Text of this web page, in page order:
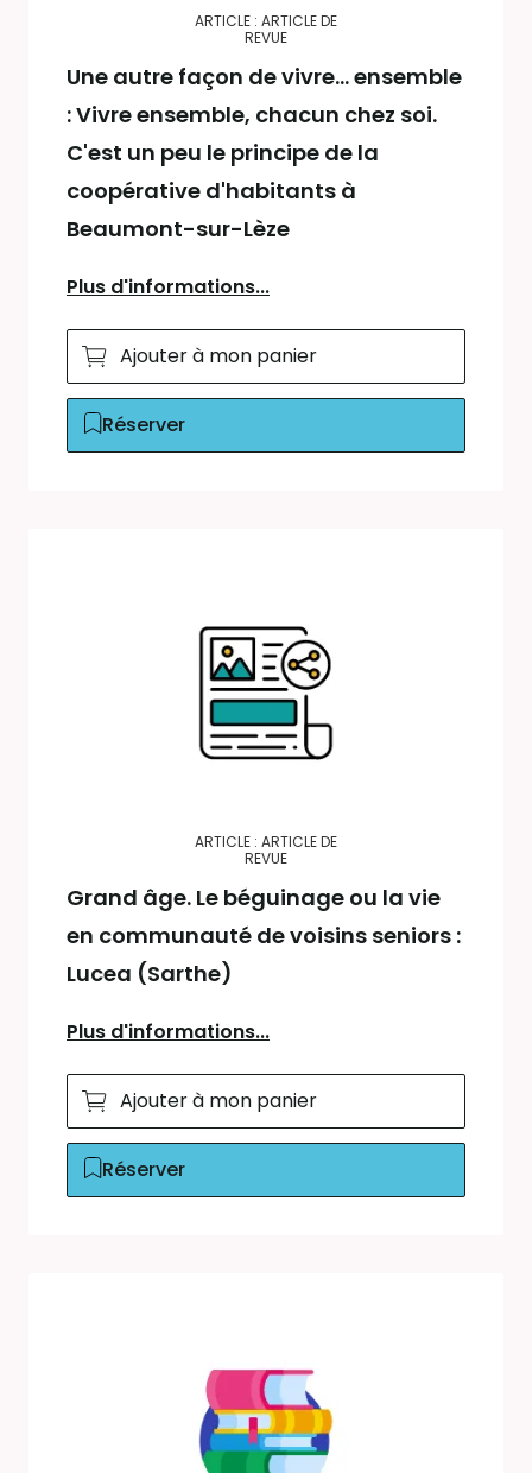
ARTICLE : ARTICLE DE
REVUE
Une autre façon de vivre... ensemble
: Vivre ensemble, chacun chez soi.
C'est un peu le principe de la
coopérative d'habitants à
Beaumont-sur-Lèze
Plus d'informations...
Ajouter à mon panier
Réserver
ARTICLE : ARTICLE DE
REVUE
Grand âge. Le béguinage ou la vie
en communauté de voisins seniors :
Lucea (Sarthe)
Plus d'informations...
Ajouter à mon panier
Réserver